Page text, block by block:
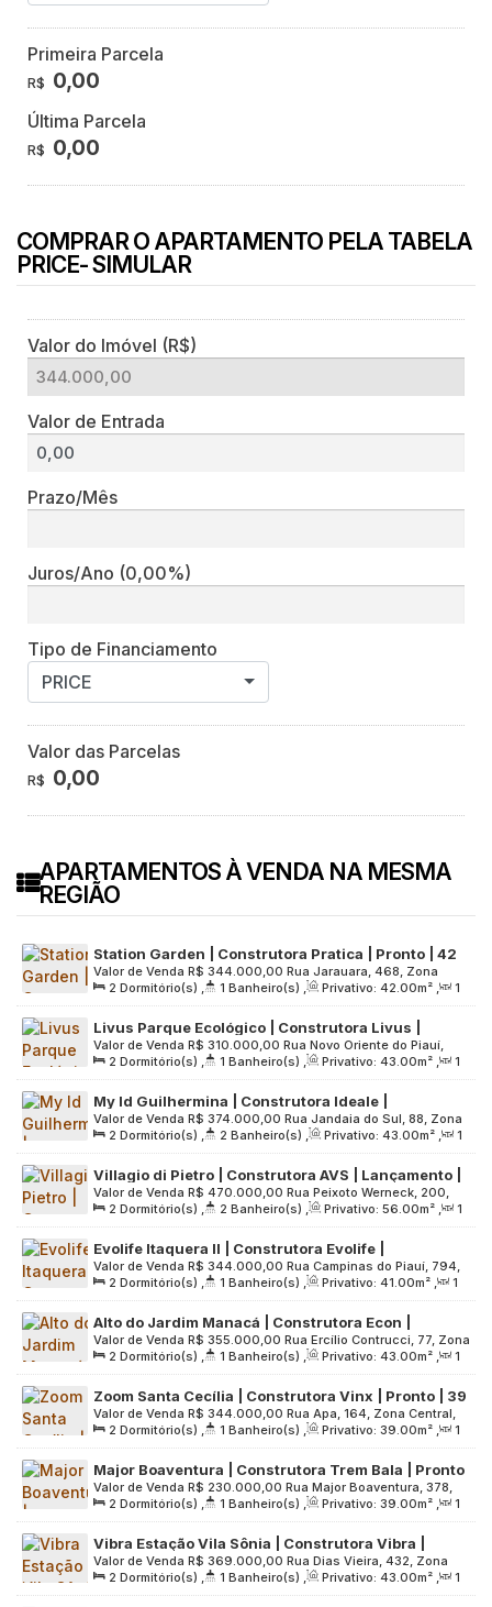
Primeira Parcela
R$ 0,00
Última Parcela
R$ 0,00
COMPRAR O APARTAMENTO PELA TABELA
PRICE- SIMULAR
Valor do Imóvel (R$)
Valor de Entrada
Prazo/Mês
Juros/Ano (0,00%)
Tipo de Financiamento
PRICE
Valor das Parcelas
R$ 0,00
APARTAMENTOS À VENDA NA MESMA
REGIÃO
Station Garden | Construtora Pratica | Pronto | 42
metros | 02 dormitórios | varanda | sem vaga
R$ 344.000,00
Valor de Venda
Rua Jarauara, 468, Zona
Leste, 03665-000, Vila Ré, São Paulo, São Paulo, Brasil
2 Dormitório(s) , 1 Banheiro(s) , Privativo: 42.00m² ,
1
Sala(s) , Útil: 42.00m² , Terreno: 1225.00m²
Livus Parque Ecológico | Construtora Livus |
Pronto | 43 Metros | 02 Dormitórios | sem Varanda
e Vaga
R$ 310.000,00
Valor de Venda
Rua Novo Oriente do Piauí,
416, Zona Leste, 03820-310, Vila Sílvia, São Paulo, São
Paulo, Brasil
2 Dormitório(s) , 1 Banheiro(s) , Privativo: 43.00m² ,
1
Sala(s) , Útil: 43.00m² , Terreno: 2075.00m²
My Id Guilhermina | Construtora Ideale |
Construção | 43 metros | 02 dormitórios | suíte |
com varanda | sem vaga
R$ 374.000,00
Valor de Venda
Rua Jandaia do Sul, 88, Zona
Leste, 03545-020, Vila Guilhermina, São Paulo, São Paulo,
Brasil
2 Dormitório(s) , 2 Banheiro(s) , Privativo: 43.00m² ,
1
Sala(s) , 1 Suíte(s) , Útil: 43.00m² , Terreno: 1327.00m²
Villagio di Pietro | Construtora AVS | Lançamento |
56 metros | 02 dormitórios | suíte | varanda | 01
vaga
R$ 470.000,00
Valor de Venda
Rua Peixoto Werneck, 200,
Zona Leste, 03568-060, Parque Artur Alvim, São Paulo, São
Paulo, Brasil
2 Dormitório(s) , 2 Banheiro(s) , Privativo: 56.00m² ,
1
Sala(s) , 1 Suíte(s) , 1 Vaga(s) , Útil: 56.00m² ,
Terreno:
2320.00 m²
Evolife Itaquera II | Construtora Evolife |
Construção | 41 metros | 02 dormitórios com
varanda | 01 vaga
R$ 344.000,00
Valor de Venda
Rua Campinas do Piauí, 794,
Zona Leste, 08210-000, Itaquera, São Paulo, São Paulo,
Brasil
2 Dormitório(s) , 1 Banheiro(s) , Privativo: 41.00m² ,
1
Sala(s) , 1 Vaga(s) , Útil: 41.00m² , Terreno: 500.00m²
Alto do Jardim Manacá | Construtora Econ |
Construção | 43 metros | 02 dormitórios | varanda
| 01 vaga
R$ 355.000,00
Valor de Venda
Rua Ercílio Contrucci, 77, Zona
Sul, 04177-040, Jardim Imperador (Zona Sul), São Paulo, São
Paulo, Brasil
2 Dormitório(s) , 1 Banheiro(s) , Privativo: 43.00m² ,
1
Sala(s) , 1 Vaga(s) , Útil: 43.00m² , Terreno: 5227.00m²
Zoom Santa Cecília | Construtora Vinx | Pronto | 39
metros | 02 dormitórios | com varanda | sem vaga
R$ 344.000,00
Valor de Venda
Rua Apa, 164, Zona Central,
01201-904, Campos Elíseos, São Paulo, São Paulo, Brasil
2 Dormitório(s) , 1 Banheiro(s) , Privativo: 39.00m² ,
1
Sala(s) , Útil: 39.00m² , Terreno: 1512.00m²
Major Boaventura | Construtora Trem Bala | Pronto
para morar | 39 metros | 02 dormitórios | sem
varanda e vaga
R$ 230.000,00
Valor de Venda
Rua Major Boaventura, 378,
Zona Leste, 03569-030, Parque Artur Alvim, São Paulo, São
Paulo, Brasil
2 Dormitório(s) , 1 Banheiro(s) , Privativo: 39.00m² ,
1
Sala(s) , Útil: 39.00m² , Terreno: 400.00m²
Vibra Estação Vila Sônia | Construtora Vibra |
Construção | 43 Metros | 02 Dormitórios | com
Varanda | sem Vaga
R$ 369.000,00
Valor de Venda
Rua Dias Vieira, 432, Zona
Oeste, 05632-091, Vila Sônia, São Paulo, São Paulo, Brasil
2 Dormitório(s) , 1 Banheiro(s) , Privativo: 43.00m² ,
1
Sala(s) , Útil: 43.00m² , Terreno: 3803.00m²